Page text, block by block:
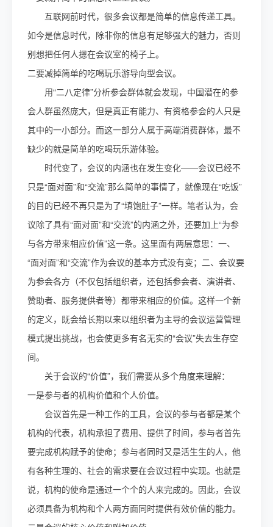
互联网前时代，很多会议都是简单的信息传递工具。
如今是信息时代，除非你的信息有足够强大的魅力，否则
别想把任何人摁在会议室的椅子上。
二要减掉简单的吃喝玩乐游导向型会议。
用“二八定律”分析参会群体就会发现，中国潜在的参
会人群虽然庞大，但是真正有能力、有资格参会的人只是
其中的一小部分。而这一部分人属于高端消费群体，最不
缺少的就是简单的吃喝玩乐游体验。
时代变了，会议的内涵也在发生变化——会议已经不
只是“面对面”和“交流”那么简单的事情了，就像现在“吃饭”
的目的已经不再只是为了“填饱肚子”一样。笔者认为，会
议除了具有“面对面”和“交流”的内涵之外，还要加上“为参
与各方带来相应价值”这一条。这里面有两层意思：一、
“面对面”和“交流”作为会议的基本方式没有变；二、会议要
为参会各方（不仅包括组织者，还包括参会者、演讲者、
赞助者、服务提供者等）都带来相应的价值。这样一个新
的定义，既会给长期以来以组织者为主导的会议运营管理
模式提出挑战，也会使更多有名无实的“会议”失去生存空
间。
关于会议的“价值”，我们需要从多个角度来理解：
一是参与者的机构价值和个人价值。
会议首先是一种工作的工具，会议的参与者都是某个
机构的代表，机构承担了费用、提供了时间，参与者首先
要完成机构赋予的使命；参与者同时又是活生生的人，他
有各种生理的、社会的需求要在会议过程中实现。也就是
说，机构的使命是通过一个个的人来完成的。因此，会议
必须具备为机构和个人两方面同时提供有效价值的能力。